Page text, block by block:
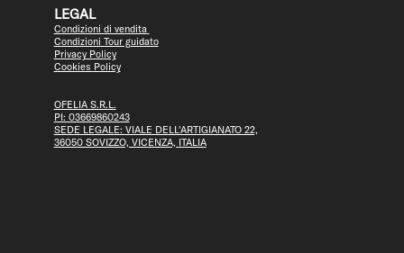
LEGAL
Condizioni di vendita
Condizioni Tour guidato
Privacy Policy
Cookies Policy
OFELIA S.R.L.
PI: 03669860243
SEDE LEGALE: VIALE DELL'ARTIGIANATO 22,
36050 SOVIZZO, VICENZA, ITALIA